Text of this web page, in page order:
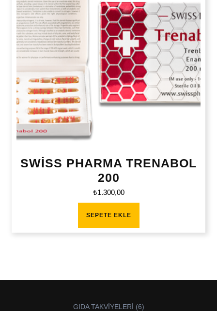
SWİSS PHARMA TRENABOL
200
₺1.300,00
SEPETE EKLE
GIDA TAKVİYELERİ 66